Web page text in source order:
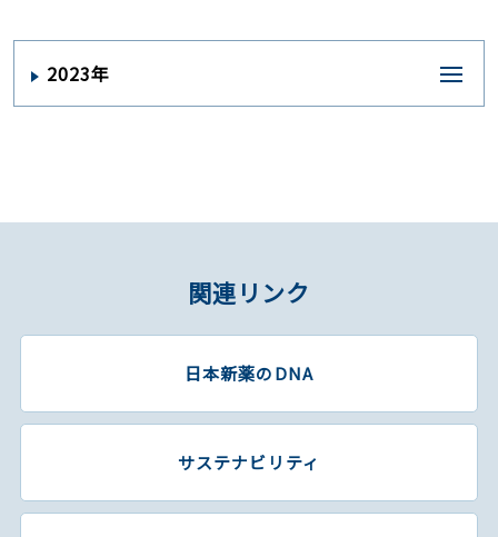
2023年
関連リンク
日本新薬のDNA
サステナビリティ